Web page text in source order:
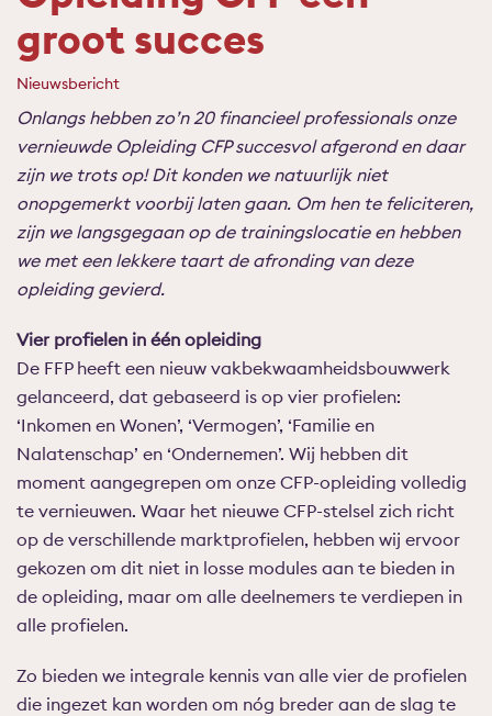
groot succes
Nieuwsbericht
Onlangs hebben zo’n 20 financieel professionals onze
vernieuwde Opleiding CFP succesvol afgerond en daar
zijn we trots op! Dit konden we natuurlijk niet
onopgemerkt voorbij laten gaan. Om hen te feliciteren,
zijn we langsgegaan op de trainingslocatie en hebben
we met een lekkere taart de afronding van deze
opleiding gevierd.
Vier profielen in één opleiding
De FFP heeft een nieuw vakbekwaamheidsbouwwerk
gelanceerd, dat gebaseerd is op vier profielen:
‘Inkomen en Wonen’, ‘Vermogen’, ‘Familie en
Nalatenschap’ en ‘Ondernemen’. Wij hebben dit
moment aangegrepen om onze CFP-opleiding volledig
te vernieuwen. Waar het nieuwe CFP-stelsel zich richt
op de verschillende marktprofielen, hebben wij ervoor
gekozen om dit niet in losse modules aan te bieden in
de opleiding, maar om alle deelnemers te verdiepen in
alle profielen.
Zo bieden we integrale kennis van alle vier de profielen
die ingezet kan worden om nóg breder aan de slag te